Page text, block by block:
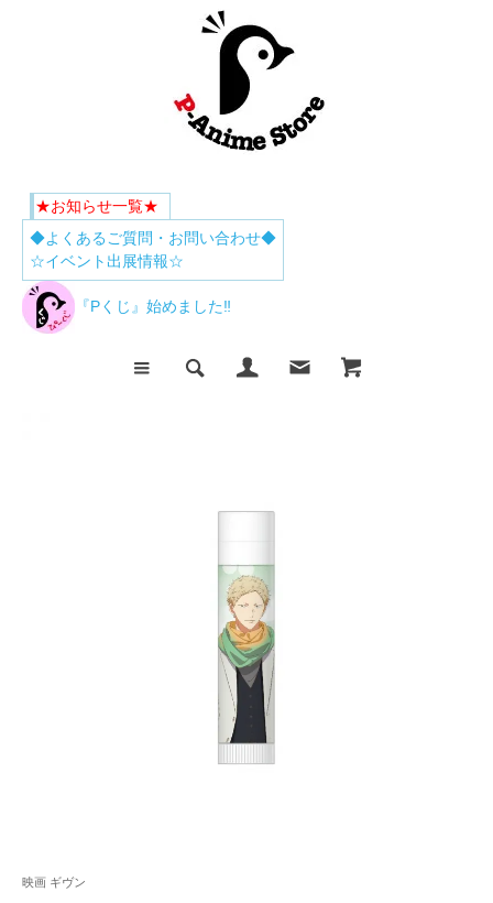
★お知らせ一覧★
◆よくあるご質問・お問い合わせ◆
☆イベント出展情報☆
『Pくじ』始めました‼
映画 ギヴン